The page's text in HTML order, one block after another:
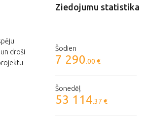
droši
Ziedojumu statistika
Šodien
7 290.00 €
Šonedēļ
53 114.37 €